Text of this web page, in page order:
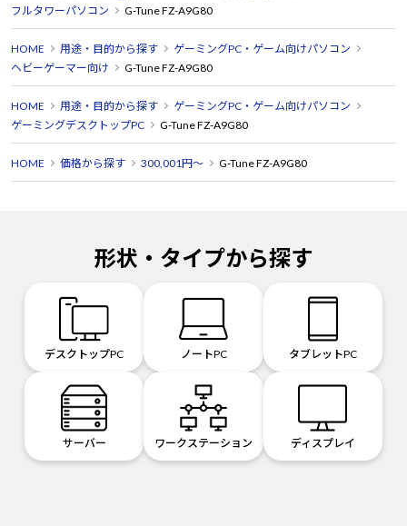
フルタワーパソコン
G-Tune FZ-A9G80
HOME 用途・目的から探す
ゲーミングPC・ゲーム向けパソコン
ヘビーゲーマー向け
G-Tune FZ-A9G80
HOME 用途・目的から探す
ゲーミングPC・ゲーム向けパソコン
ゲーミングデスクトップPC
G-Tune FZ-A9G80
HOME 価格から探す 300,001円～ G-Tune FZ-A9G80
形状・タイプから探す
デスクトップPC ノートPC タブレットPC
サーバー ワークステーション ディスプレイ